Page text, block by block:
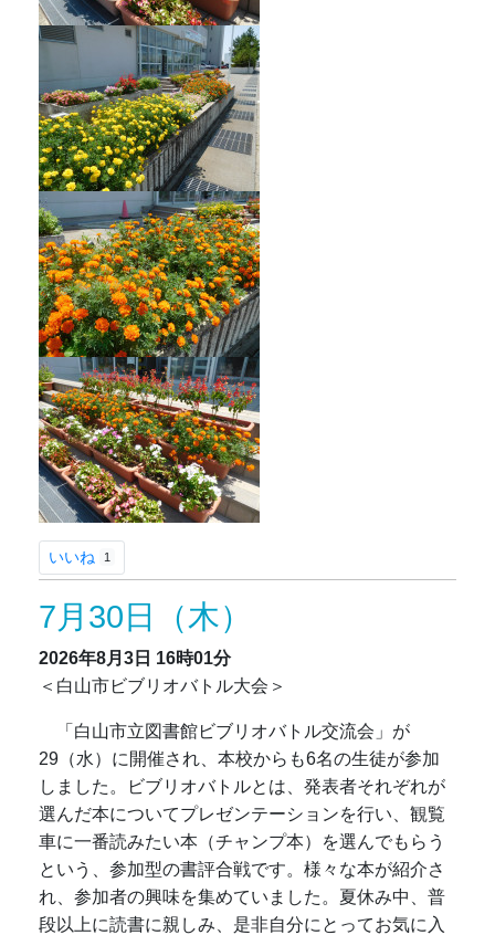
いいね 1
7月30日（木）
2026年8月3日 16時01分
＜白山市ビブリオバトル大会＞
「白山市立図書館ビブリオバトル交流会」が
29（水）に開催され、本校からも6名の生徒が参加
しました。ビブリオバトルとは、発表者それぞれが
選んだ本についてプレゼンテーションを行い、観覧
車に一番読みたい本（チャンプ本）を選んでもらう
という、参加型の書評合戦です。様々な本が紹介さ
れ、参加者の興味を集めていました。夏休み中、普
段以上に読書に親しみ、是非自分にとってお気に入